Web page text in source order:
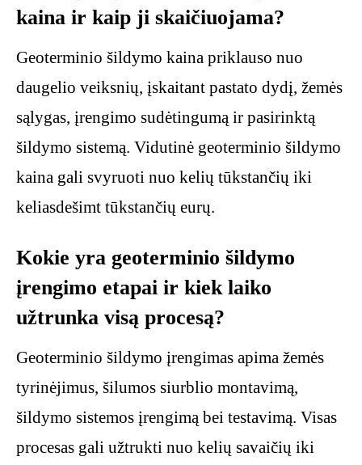
kaina ir kaip ji skaičiuojama?
Geoterminio šildymo kaina priklauso nuo
daugelio veiksnių, įskaitant pastato dydį, žemės
sąlygas, įrengimo sudėtingumą ir pasirinktą
šildymo sistemą. Vidutinė geoterminio šildymo
kaina gali svyruoti nuo kelių tūkstančių iki
keliasdešimt tūkstančių eurų.
Kokie yra geoterminio šildymo
įrengimo etapai ir kiek laiko
užtrunka visą procesą?
Geoterminio šildymo įrengimas apima žemės
tyrinėjimus, šilumos siurblio montavimą,
šildymo sistemos įrengimą bei testavimą. Visas
procesas gali užtrukti nuo kelių savaičių iki